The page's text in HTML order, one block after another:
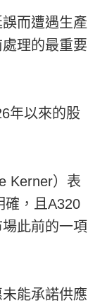
而遭遇生產
理的最重要
年以來的股
Kerner）表
確，且A320
此前的一項
能承諾供應